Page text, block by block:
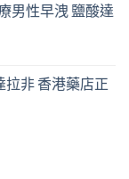
男性早洩 鹽酸達
拉非 香港藥店正